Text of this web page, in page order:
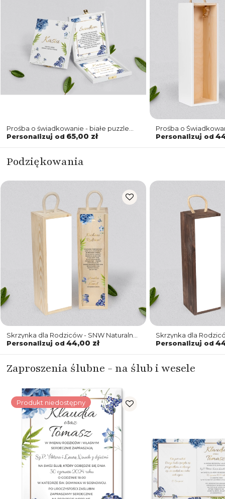
Prośba o świadkowanie - białe puzzle
Dream Motyw 4
Personalizuj od 65,00 zł
Prośba o
Dream Motyw 4
Personalizuj od
Podziękowania
Skrzynka dla Rodziców - SNW Naturalna
Dream Motyw 4
Personalizuj od 44,00 zł
Skrzynka dla
Dream Motyw 4
Personalizuj od
Zaproszenia ślubne - na ślub i wesele
Produkt niedostępny